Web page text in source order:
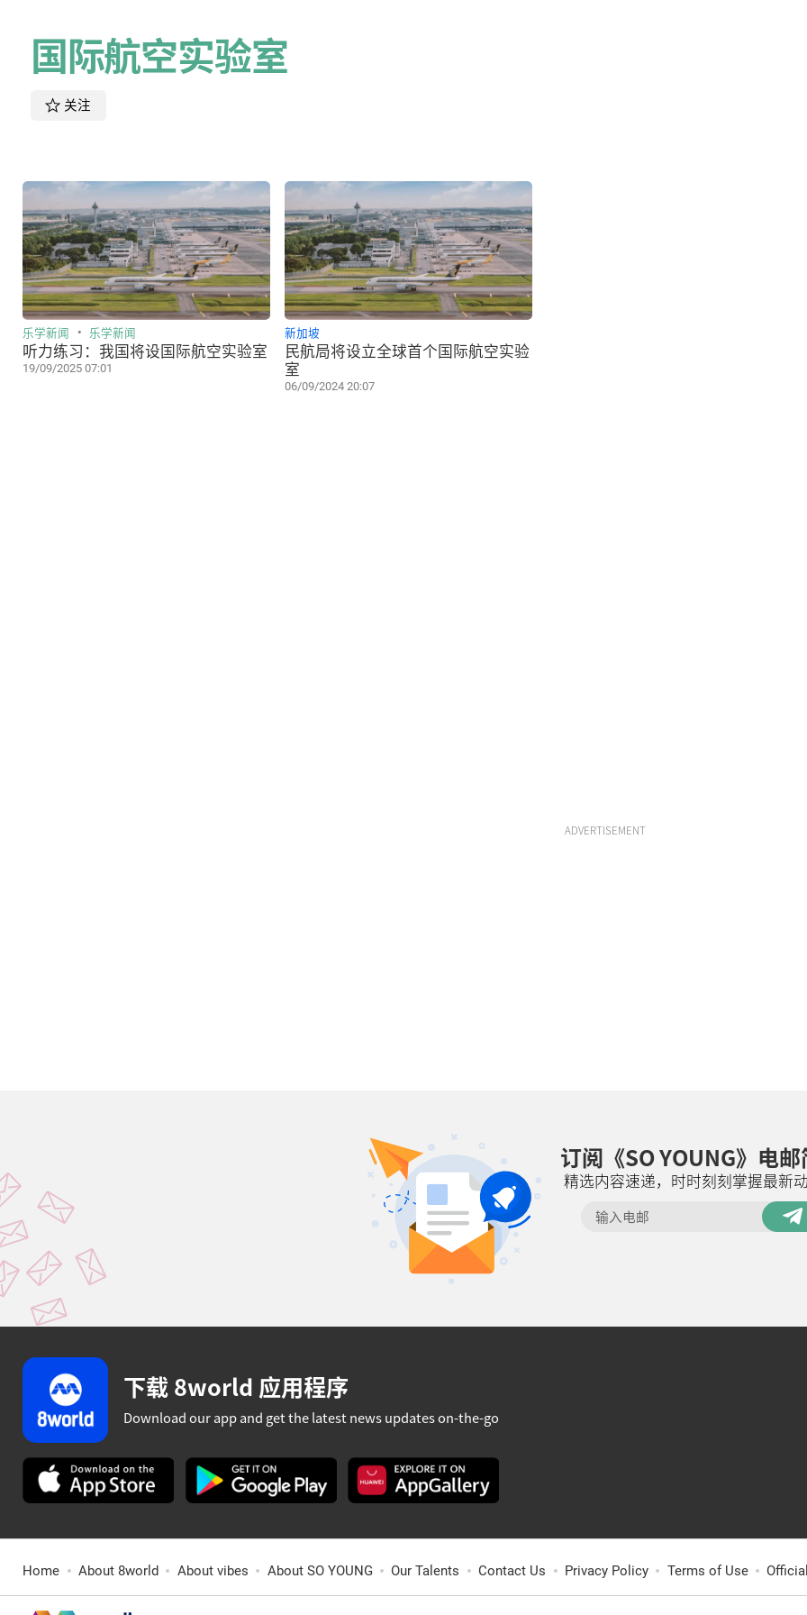
国际航空实验室
关注
听力练习：我国将设国际航空实验室
乐学新闻 乐学新闻
19/09/2025 07:01
民航局将设立全球首个国际航空实验
室
新加坡
06/09/2024 20:07
ADVERTISEMENT
订阅《SO YOUNG》电
精选内容速递，时时刻刻掌握最新动
下载 8world 应用程序
Download our app and get the latest news updates on-the-go
Home About 8world About vibes About SO YOUNG Our Talents Contact Us Privacy Policy Terms of Use